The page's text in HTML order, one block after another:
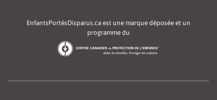
EnfantsPortésDisparus.ca est une marque déposée et un
programme du